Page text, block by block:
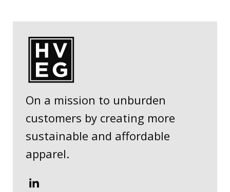
On a mission to unburden
customers by creating more
sustainable and affordable
apparel.